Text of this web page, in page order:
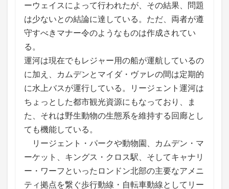
ーウェイスによって行われたが、その結果、問題
は少ないとの結論に達している。ただ、両者が遵
守すべきマナー令のようなものは作成されてい
る。
運河は現在でもレジャー用の船が運航しているの
に加え、カムデンとマイダ・ヴァレの間は定期的
に水上バスが運行している。リージェント運河は
ちょっとした都市観光資源にもなっており、ま
た、それは野生動物の生態系を維持する回廊とし
ても機能している。
リージェント・パークや動物園、カムデン・マ
ーケット、キングス・クロス駅、そしてキャナリ
ー・ワーフといったロンドン北部の主要なアメニ
ティ拠点を繋ぐ歩行動線・自転車動線としてリー